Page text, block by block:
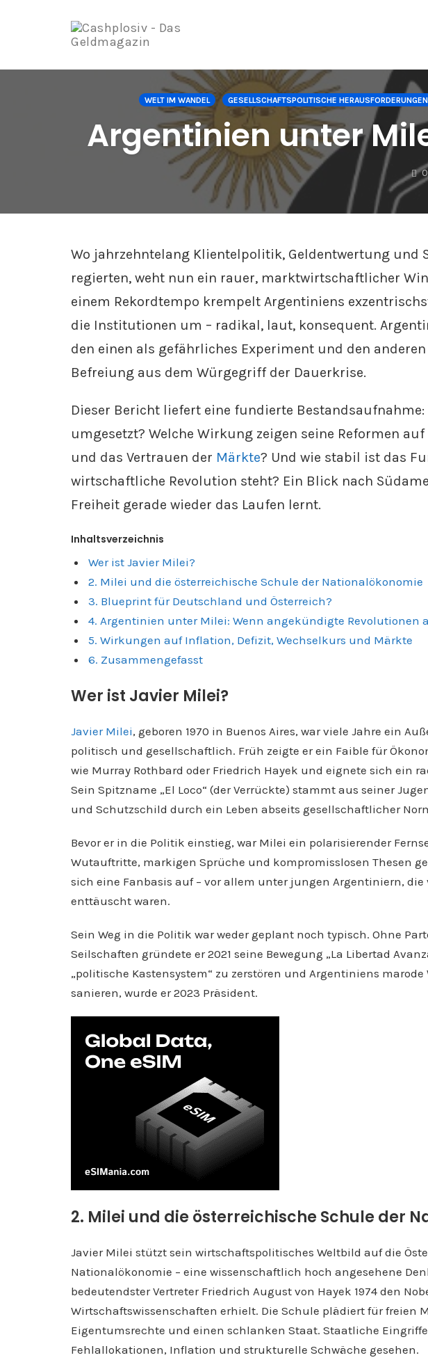
WELT IM WANDEL GESELLSCHAFTSPOLITISCHE HERAUSFORDERUNGEN
Argentinien unter
0
Wo jahrzehntelang Klientelpolitik, Geldentwertung und
regierten, weht nun ein rauer, marktwirtschaftlicher
einem Rekordtempo krempelt Argentiniens
die Institutionen um – radikal, laut, konsequent.
den einen als gefährliches Experiment und den
Befreiung aus dem Würgegriff der Dauerkrise.
Dieser Bericht liefert eine fundierte
umgesetzt? Welche Wirkung zeigen seine Reformen
und das Vertrauen der Märkte? Und wie stabil ist das
wirtschaftliche Revolution steht? Ein Blick nach
Freiheit gerade wieder das Laufen lernt.
Inhaltsverzeichnis
Wer ist Javier Milei?
2. Milei und die österreichische Schule der Nationalökonomie
3. Blueprint für Deutschland und Österreich?
4. Argentinien unter Milei: Wenn angekündigte Revolutionen
5. Wirkungen auf Inflation, Defizit, Wechselkurs und Märkte
6. Zusammengefasst
Wer ist Javier Milei?
Javier Milei, geboren 1970 in Buenos Aires, war viele Jahre ein
politisch und gesellschaftlich. Früh zeigte er ein Faible für
wie Murray Rothbard oder Friedrich Hayek und eignete sich ein
Sein Spitzname „El Loco“ (der Verrückte) stammt aus seiner
und Schutzschild durch ein Leben abseits gesellschaftlicher
Bevor er in die Politik einstieg, war Milei ein polarisierender
Wutauftritte, markigen Sprüche und kompromisslosen Thesen
sich eine Fanbasis auf – vor allem unter jungen Argentiniern,
enttäuscht waren.
Sein Weg in die Politik war weder geplant noch typisch. Ohne
Seilschaften gründete er 2021 seine Bewegung „La Libertad
„politische Kastensystem“ zu zerstören und Argentiniens
sanieren, wurde er 2023 Präsident.
2. Milei und die österreichische Schule der
Javier Milei stützt sein wirtschaftspolitisches Weltbild auf die
Nationalökonomie – eine wissenschaftlich hoch angesehene
bedeutendster Vertreter Friedrich August von Hayek 1974 den
Wirtschaftswissenschaften erhielt. Die Schule plädiert für freien
Eigentumsrechte und einen schlanken Staat. Staatliche
Fehlallokationen, Inflation und strukturelle Schwäche gesehen.